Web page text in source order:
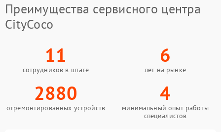
Преимущества сервисного центра
CityCoco
11
сотрудников в штате
6
лет на рынке
2880
отремонтированных устройств
4
минимальный опыт работы
специалистов